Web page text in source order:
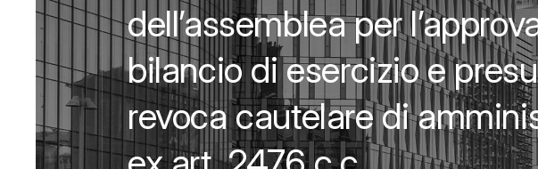
dell’assemblea per
bilancio di esercizio e
revoca cautelare di